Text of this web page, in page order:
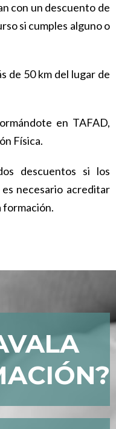
con un descuento de
si cumples alguno o
de 50 km del lugar de
en TAFAD,
Física.
descuentos si los
necesario acreditar
formación.